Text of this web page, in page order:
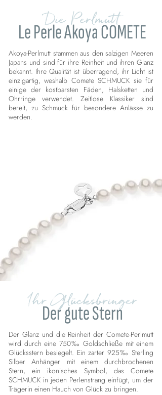
Die Perlmutt
Le Perle Akoya COMETE
Akoya-Perlmutt stammen aus den salzigen Meeren
Japans und sind für ihre Reinheit und ihren Glanz
bekannt. Ihre Qualität ist überragend, ihr Licht ist
einzigartig, weshalb Comete SCHMUCK sie für
einige der kostbarsten Fäden, Halsketten und
Ohrringe verwendet. Zeitlose Klassiker sind
bereit, zu Schmuck für besondere Anlässe zu
werden.
Ihr Glücksbringer
Der gute Stern
Der Glanz und die Reinheit der Comete-Perlmutt
wird durch eine 750‰ Goldschließe mit einem
Glücksstern besiegelt. Ein zarter 925‰ Sterling
Silber Anhänger mit einem durchbrochenen
Stern, ein ikonisches Symbol, das Comete
SCHMUCK in jeden Perlenstrang einfügt, um der
Trägerin einen Hauch von Glück zu bringen.